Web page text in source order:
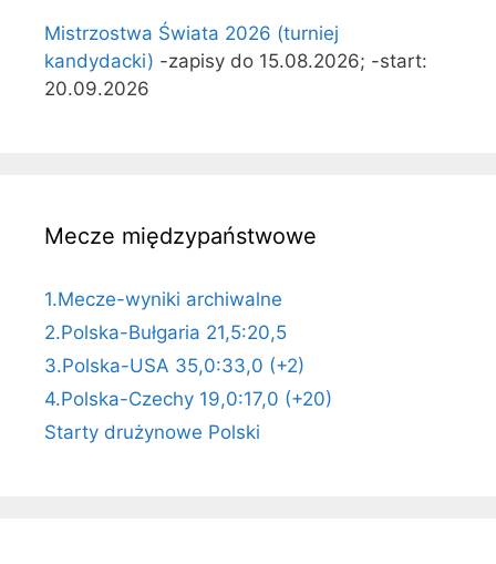
Mistrzostwa Świata 2026 (turniej
kandydacki) -zapisy do 15.08.2026; -start:
20.09.2026
Mecze międzypaństwowe
1.Mecze-wyniki archiwalne
2.Polska-Bułgaria 21,5:20,5
3.Polska-USA 35,0:33,0 (+2)
4.Polska-Czechy 19,0:17,0 (+20)
Starty drużynowe Polski